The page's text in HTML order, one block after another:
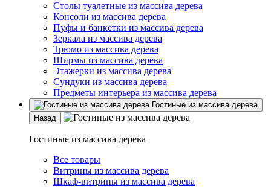
Столы туалетные из массива дерева
Консоли из массива дерева
Пуфы и банкетки из массива дерева
Зеркала из массива дерева
Трюмо из массива дерева
Ширмы из массива дерева
Этажерки из массива дерева
Сундуки из массива дерева
Предметы интерьера из массива дерева
Гостиные из массива дерева
Назад
Гостиные из массива дерева
Все товары
Витрины из массива дерева
Шкаф-витрины из массива дерева